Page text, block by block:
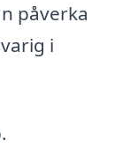
påverka
i